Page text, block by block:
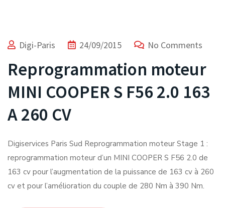
Digi-Paris 24/09/2015 No Comments
Reprogrammation moteur
MINI COOPER S F56 2.0 163
A 260 CV
Digiservices Paris Sud Reprogrammation moteur Stage 1 :
reprogrammation moteur d’un MINI COOPER S F56 2.0 de
163 cv pour l’augmentation de la puissance de 163 cv à 260
cv et pour l’amélioration du couple de 280 Nm à 390 Nm.